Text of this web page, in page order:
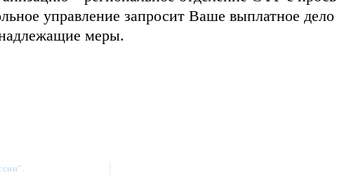
управление запросит Ваше выплатное
меры.